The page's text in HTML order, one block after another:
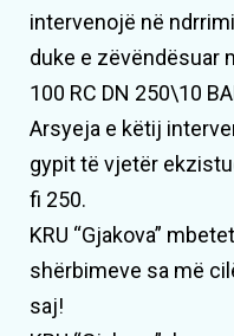
intervenojë në
duke e zëvëndësuar
100 RC DN 250\10
Arsyeja e këtij
gypit të vjetër
fi 250.
KRU “Gjakova”
shërbimeve sa më
saj!